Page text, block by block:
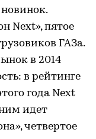
новинок.
Next», пятое
ГАЗа.
в 2014
в рейтинге
года Next
идет
четвертое